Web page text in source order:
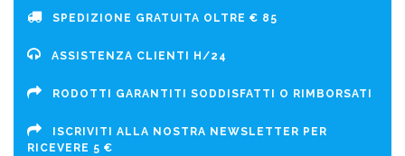
SPEDIZIONE GRATUITA OLTRE € 85
ASSISTENZA CLIENTI H/24
RODOTTI GARANTITI SODDISFATTI O RIMBORSATI
ISCRIVITI ALLA NOSTRA NEWSLETTER PER
RICEVERE 5 €